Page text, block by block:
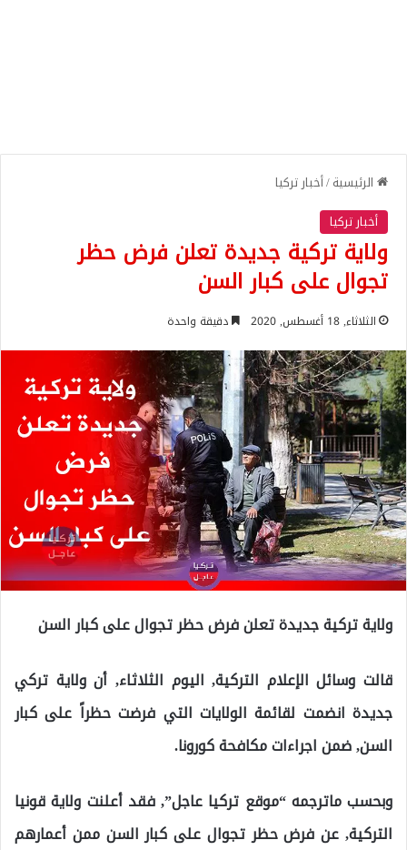
الرئيسية/أخبار تركيا
أخبار تركيا
ولاية تركية جديدة تعلن فرض حظر
تجوال على كبار السن
الثلاثاء, 18 أغسطس, 2020 دقيقة واحدة
ولاية تركية جديدة تعلن فرض حظر تجوال على كبار السن
قالت وسائل الإعلام التركية, اليوم الثلاثاء, أن ولاية تركي
جديدة انضمت لقائمة الولايات التي فرضت حظراً على كبار
السن, ضمن اجراءات مكافحة كورونا.
وبحسب ماترجمه “موقع تركيا عاجل”, فقد أعلنت ولاية قونيا
التركية, عن فرض حظر تجوال على كبار السن ممن أعمارهم